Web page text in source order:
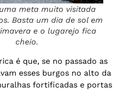
meta muito visitada
Basta um dia de sol em
e o lugarejo fica
cheio.
é que, se no passado as
esses burgos no alto da
fortificadas e portas